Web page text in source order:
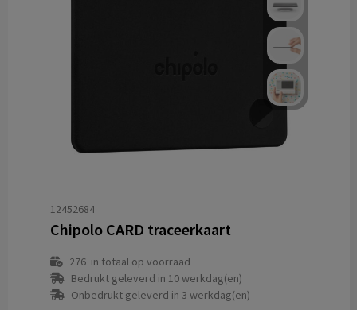
12452684
Chipolo CARD traceerkaart
276in totaal op voorraad
Bedrukt geleverd in 10 werkdag(en)
Onbedrukt geleverd in 3 werkdag(en)